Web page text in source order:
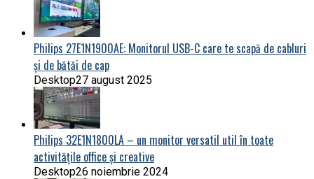
Philips 27E1N1900AE: Monitorul USB-C care te scapă de cabluri
și de bătăi de cap
Desktop27 august 2025
Philips 32E1N1800LA – un monitor versatil util în toate
activitățile office și creative
Desktop26 noiembrie 2024